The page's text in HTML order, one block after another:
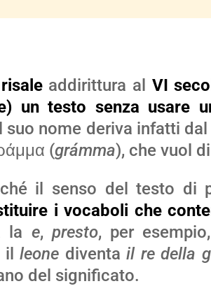
risaleaddirittura al VI
un testo senza usare
suo nome deriva infatti
(grámma), che vuol
il senso del testo di
i vocaboli che
la e, presto, per
illeone diventail re della
del significato.